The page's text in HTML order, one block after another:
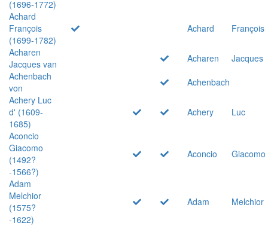
(1696-1772)
Achard
François
(1699-1782)
Achard
François
Acharen
Jacques van
Acharen
Jacques
Achenbach
von
Achenbach
Achery Luc
d' (1609-
1685)
Achery
Luc
Aconcio
Giacomo
(1492?
-1566?)
Aconcio Giacomo
Adam
Melchior
(1575?
-1622)
Adam Melchior